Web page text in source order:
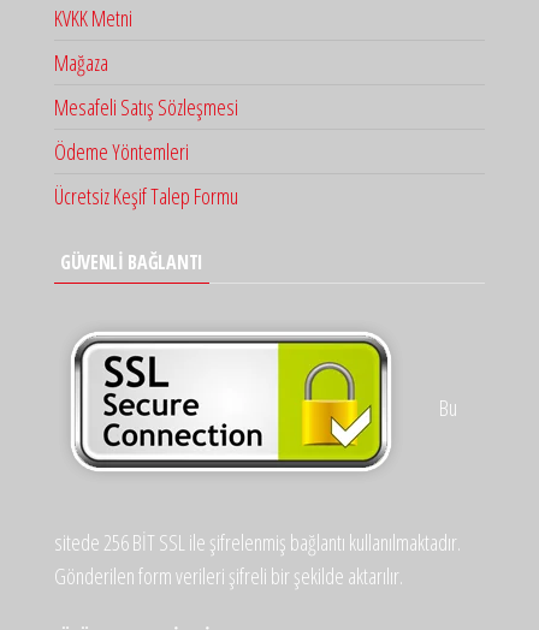
KVKK Metni
Mağaza
Mesafeli Satış Sözleşmesi
Ödeme Yöntemleri
Ücretsiz Keşif Talep Formu
GÜVENLİ BAĞLANTI
Bu
sitede 256 BİT SSL ile şifrelenmiş bağlantı kullanılmaktadır.
Gönderilen form verileri şifreli bir şekilde aktarılır.